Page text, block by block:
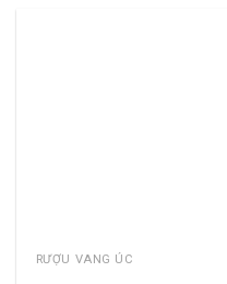
RƯỢU VANG ÚC